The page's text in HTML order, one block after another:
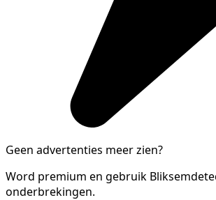
Geen advertenties meer zien?
Word premium en gebruik
onderbrekingen.